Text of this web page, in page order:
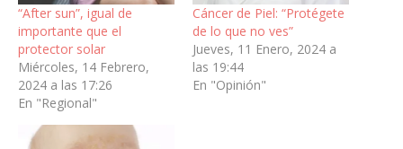
“After sun”, igual de
importante que el
protector solar
Miércoles, 14 Febrero,
2024 a las 17:26
En "Regional"
Cáncer de Piel: “Protégete
de lo que no ves”
Jueves, 11 Enero, 2024 a
las 19:44
En "Opinión"